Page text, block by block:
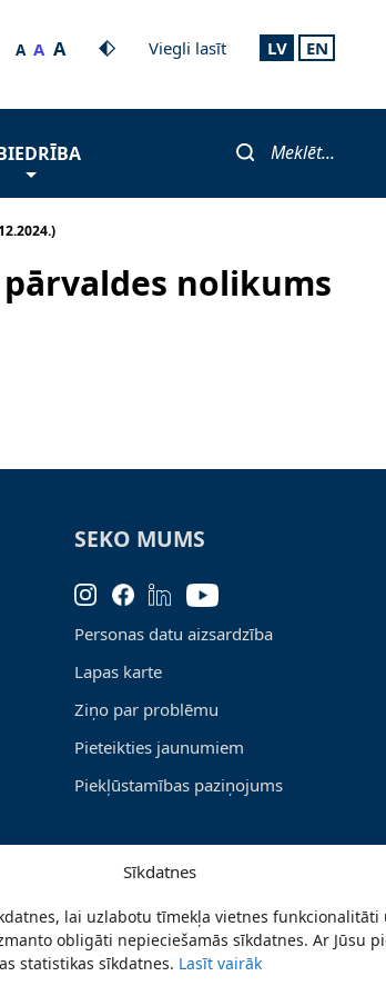
Sīkdatnes
lai uzlabotu tīmekļa vietnes
obligāti nepieciešamās sīkdatnes. Ar Jūsu
statistikas sīkdatnes. Lasīt vairāk
A A A Viegli lasīt LV EN
Meklēt...
nolikums
SEKO MUMS
Personas datu aizsardzība
Lapas karte
Ziņo par problēmu
Pieteikties jaunumiem
Piekļūstamības paziņojums